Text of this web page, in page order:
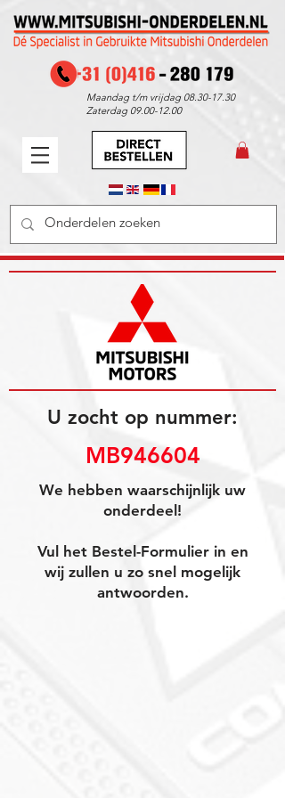
Maandag t/m vrijdag 08.30-17.30
Zaterdag 09.00-12.00
U zocht op nummer:
MB946604
We hebben waarschijnlijk uw
onderdeel!
Vul het Bestel-Formulier in en
wij zullen u zo snel mogelijk
antwoorden.